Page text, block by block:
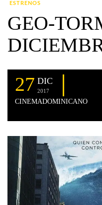
ESTRENOS
GEO-
27 DIC
2017
CINEMADOMINICANO